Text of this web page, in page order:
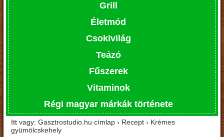
Grill
Életmód
Csokivilág
Teázó
Fűszerek
Vitaminok
Régi magyar márkák története
Itt vagy: Gasztrostudio.hu címlap › Recept › Krémes
gyümölcskehely